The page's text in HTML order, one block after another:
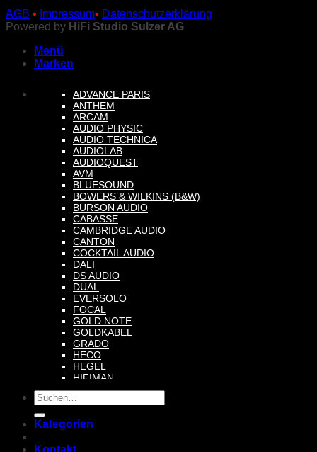
AGB • Impressum• Datenschutzerklärung
Powered by HiFi Studio Sulzer AG
Menü
Marken
ADVANCE PARIS
ANTHEM
ARCAM
AUDIO PHYSIC
AUDIO TECHNICA
AUDIOLAB
AUDIOQUEST
AVM
BLUESOUND
BOWERS & WILKINS (B&W)
BURSON AUDIO
CABASSE
CAMBRIDGE AUDIO
CANTON
COCKTAIL AUDIO
DALI
DS AUDIO
DUAL
EVERSOLO
FOCAL
GOLD NOTE
GOLDKABEL
GRADO
HECO
HEGEL
HIFIMAN
INAKUSTIK
ISOTEK
KEF
LEHMANN AUDIO
Suche
nach:
Kategorien
Kontakt